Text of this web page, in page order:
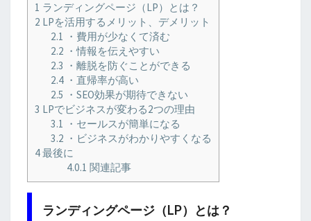
1 ランディングページ（LP）とは？
2 LPを活用するメリット、デメリット
2.1 ・費用が少なくて済む
2.2 ・情報を伝えやすい
2.3 ・離脱を防ぐことができる
2.4・直帰率が高い
2.5 ・SEO効果が期待できない
3 LPでビジネスが変わる2つの理由
3.1 ・セールスが簡単になる
3.2 ・ビジネスがわかりやすくなる
4最後に
4.0.1 関連記事
ランディングページ（LP）とは？